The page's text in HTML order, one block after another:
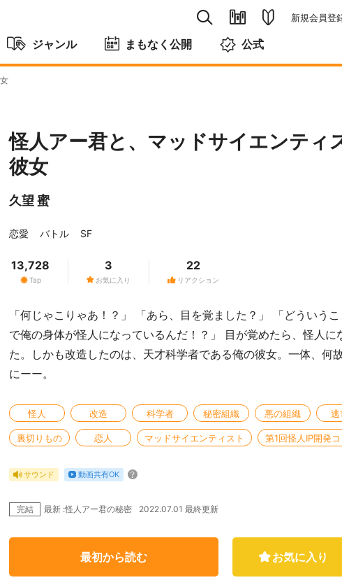
新規会員登
ジャンル まもなく公開 公式
怪人アー君と、マッドサイエンティ
彼女
久望 蜜
恋愛 バトル SF
Tap
13,728
お気に入り
3
リアクション
22
「何じゃこりゃあ！？」 「あら、目を覚ました？」 「どういう
で俺の身体が怪人になっているんだ！？」 目が覚めたら、怪人に
た。しかも改造したのは、天才科学者である俺の彼女。一体、何
にーー。
怪人 改造 科学者 秘密組織 悪の組織 逃
裏切りもの 恋人 マッドサイエンティスト 第1回怪人IP開発
サウンド 動画共有OK
完結 最新 :怪人アー君の秘密 2022.07.01 最終更新
最初から読む お気に入り